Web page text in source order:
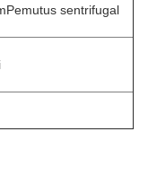
sentrifugal